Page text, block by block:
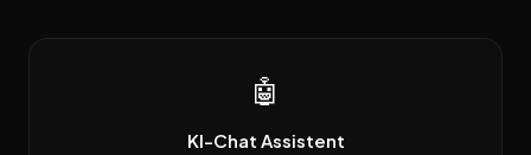
🤖
KI-Chat Assistent